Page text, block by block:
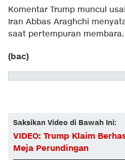
Komentar Trump muncul
Iran Abbas Araghchi
saat pertempuran membara.
(bac)
Saksikan Video di Bawah Ini:
VIDEO: Trump Klaim
Meja Perundingan